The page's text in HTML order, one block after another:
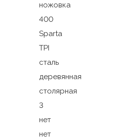
ножовка
400
Sparta
TPI
сталь
деревянная
столярная
3
нет
нет